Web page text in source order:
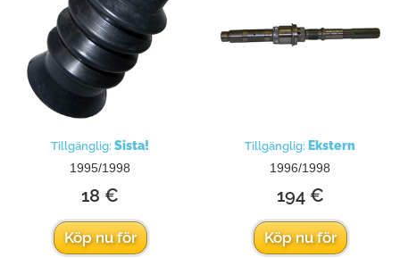
Tillgänglig: Sista!
1995/1998
18 €
Köp nu för
Tillgänglig: Ekstern
1996/1998
194 €
Köp nu för